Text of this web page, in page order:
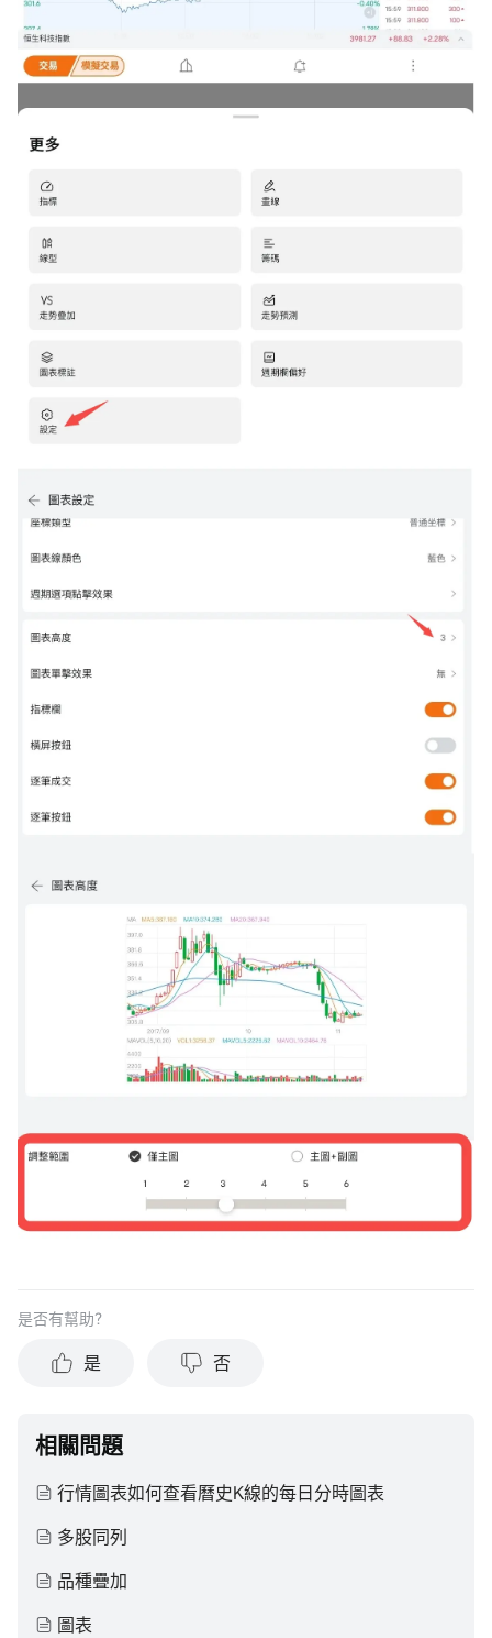
是否有幫助？
是 否
相關問題
行情圖表如何查看曆史K線的每日分時圖表
多股同列
品種疊加
圖表